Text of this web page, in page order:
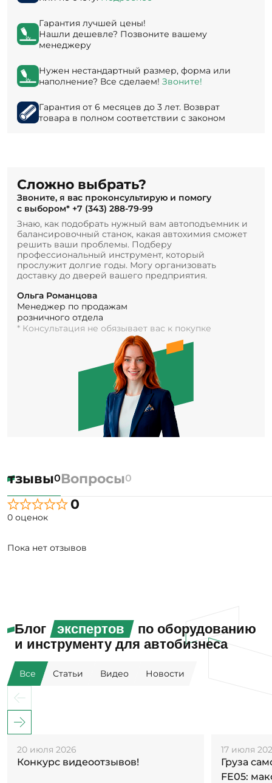
Гарантия лучшей цены!
Нашли дешевле? Позвоните вашему
менеджеру
Нужен нестандартный размер, форма или
наполнение? Все сделаем! Звоните!
Гарантия от 6 месяцев до 3 лет. Возврат
товара в полном соответствии с законом
Сложно выбрать?
Звоните, я вас проконсультирую и помогу
с выбором* +7 (343) 288-79-99
Знаю, как подобрать нужный вам автоподъемник и
балансировочный станок, какая автохимия сможет
решить ваши проблемы. Подберу
профессиональный инструмент, который
прослужит долгие годы. Могу организовать
доставку до дверей вашего предприятия.
Ольга Романцова
Менеджер по продажам
розничного отдела
* Консультация не обязывает вас к покупке
0Вопросы0
0
0 оценок
Пока нет отзывов
Блог экспертов
по оборудованию
и инструменту для автобизнеса
Все Статьи Видео Новости
20 июля 2026
Конкурс видеоотзывов!
17 июля
Груза
FE05: